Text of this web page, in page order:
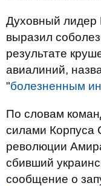
Духовный
выразил
результате
авиалиний,
"болезненным
По словам
силами Корпуса
революции
сбивший
сообщение о